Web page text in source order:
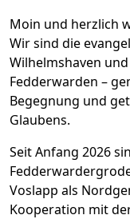
Moin und herzlich
Wir sind die
Wilhelmshaven
Fedderwarden –
Begegnung und
Glaubens.
Seit Anfang 2026
Voslapp als
Kooperation mit